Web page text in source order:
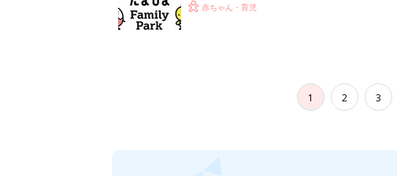
赤ちゃん・育児
1 2 3